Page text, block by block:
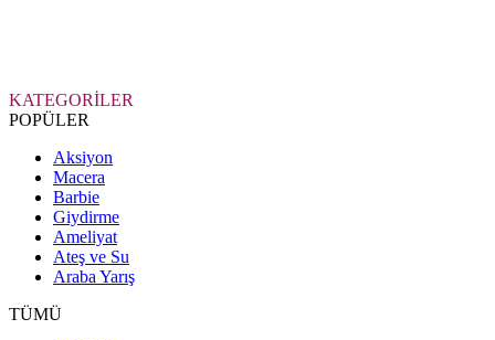
KATEGORİLER
POPÜLER
Aksiyon
Macera
Barbie
Giydirme
Ameliyat
Ateş ve Su
Araba Yarış
TÜMÜ